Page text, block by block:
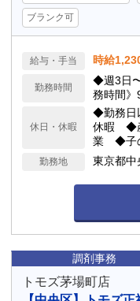
ブランク可
給与・手当 時給
勤務時間
◆週3日
務時間
休日・休暇
◆勤務日
休暇 ◆
業 ◆子
く時間
勤務地 東京都中
調剤事務
トモズ茅場町店